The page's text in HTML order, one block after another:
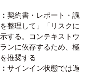
契約書・レポート・議
整理して」「リスクに
する。コンテキストウ
ンに依存するため、極
推奨する
サインイン状態では過